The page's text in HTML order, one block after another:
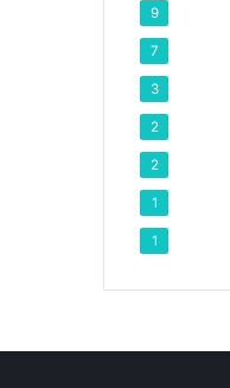
9
7
3
2
2
1
1